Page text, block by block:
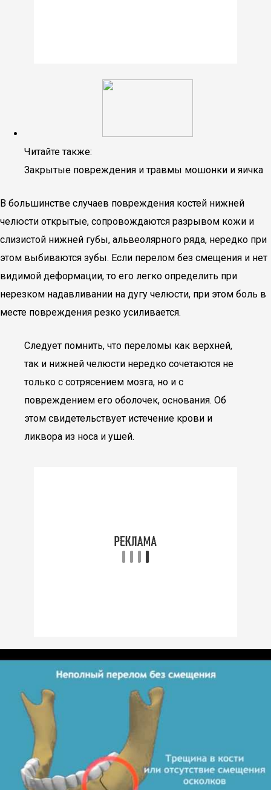
Читайте также:
Закрытые повреждения и травмы мошонки и яичка
В большинстве случаев повреждения костей нижней
челюсти открытые, сопровождаются разрывом кожи и
слизистой нижней губы, альвеолярного ряда, нередко при
этом выбиваются зубы. Если перелом без смещения и нет
видимой деформации, то его легко определить при
нерезком надавливании на дугу челюсти, при этом боль в
месте повреждения резко усиливается.
Следует помнить, что переломы как верхней,
так и нижней челюсти нередко сочетаются не
только с сотрясением мозга, но и с
повреждением его оболочек, основания. Об
этом свидетельствует истечение крови и
ликвора из носа и ушей.